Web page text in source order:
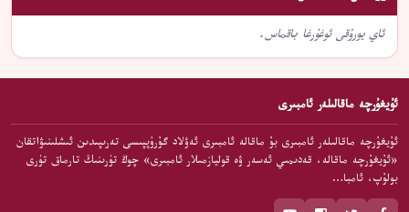
ئاي يورۇقى ئوغۇرغا باقماس.
ئۇيغۇرچە ماقالىلەر ئامبىرى
ئۇيغۇرچە ماقالىلەر ئامبىرى بۇ ماقالە ئامبىرى ئەۋلاد گۇرۇپپىسى تەرىپىدىن ئىشلىنىۋاتقان
«ئۇيغۇرچە ماقالە، قەدىمىي ئەسەر ۋە قوليازمىلار ئامبىرى» چوڭ تۈرىنىڭ تارماق تۈرى
بولۇپ، ئامبا…